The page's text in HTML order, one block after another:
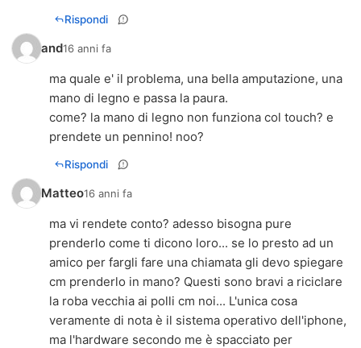
Rispondi
and16 anni fa
ma quale e' il problema, una bella amputazione, una
mano di legno e passa la paura.
come? la mano di legno non funziona col touch? e
prendete un pennino! noo?
Rispondi
Matteo16 anni fa
ma vi rendete conto? adesso bisogna pure
prenderlo come ti dicono loro... se lo presto ad un
amico per fargli fare una chiamata gli devo spiegare
cm prenderlo in mano? Questi sono bravi a riciclare
la roba vecchia ai polli cm noi... L'unica cosa
veramente di nota è il sistema operativo dell'iphone,
ma l'hardware secondo me è spacciato per